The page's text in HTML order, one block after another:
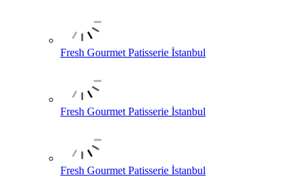
Fresh Gourmet Patisserie İstanbul
Fresh Gourmet Patisserie İstanbul
Fresh Gourmet Patisserie İstanbul